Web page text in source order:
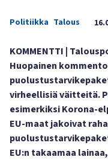
Politiikka Talous
KOMMENTTI |
Huopainen kommentoi
virheellisiä väitteitä.
esimerkiksi Korona-
EU-maat jakoivat
EU:n takaamaa